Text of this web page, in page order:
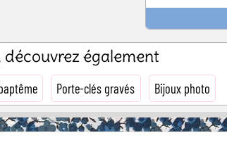
également
Porte-clés gravés Bijoux photo